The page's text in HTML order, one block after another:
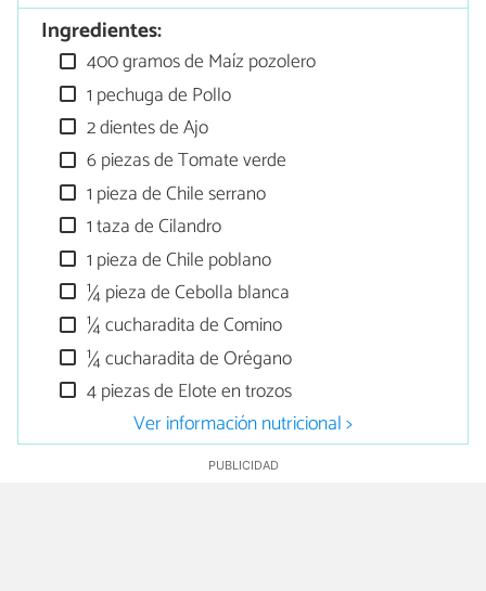
Ingredientes:
400 gramos de Maíz pozolero
1 pechuga de Pollo
2 dientes de Ajo
6 piezas de Tomate verde
1 pieza de Chile serrano
1 taza de Cilandro
1 pieza de Chile poblano
¼ pieza de Cebolla blanca
¼ cucharadita de Comino
¼ cucharadita de Orégano
4 piezas de Elote en trozos
Ver información nutricional >